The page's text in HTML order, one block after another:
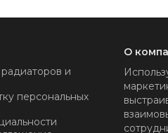
и
персональных
О